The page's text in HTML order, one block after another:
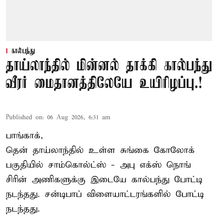
கால்பந்து
தாய்லாந்தில் மின்னல் தாக்கி கால்பந்து
வீரர் மைதானத்திலேயே உயிரிழப்பு.!
Published on: 06 Aug 2026, 6:31 am
பாங்காக்,
தென் தாய்லாந்தில் உள்ள சுங்கை கோலோக்
பகுதியில் சாம்கொல்ட்ஸ் - அபு எக்ஸ் நொங்
சிரின் அணிகளுக்கு இடையே கால்பந்து போட்டி
நடந்தது. சன்டிபாப் விளையாட்டரங்களில் போட்டி
நடந்தது.